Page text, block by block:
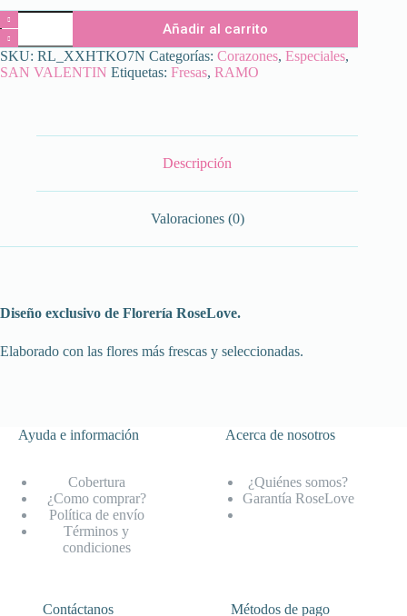
Corazon
en
fresa
cantidad
Añadir al carrito
SKU: RL_XXHTKO7N Categorías: Corazones, Especiales,
SAN VALENTIN Etiquetas: Fresas, RAMO
Descripción
Valoraciones (0)
Diseño exclusivo de Florería RoseLove.
Elaborado con las flores más frescas y seleccionadas.
Ayuda e información
Cobertura
¿Como comprar?
Política de envío
Términos y
condiciones
Acerca de nosotros
¿Quiénes somos?
Garantía RoseLove
Contáctanos Métodos de pago